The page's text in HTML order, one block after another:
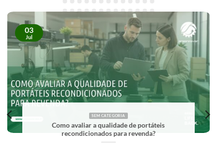
SEM CATEGORIA
Como avaliar a qualidade de portáteis
recondicionados para revenda?
03
Jul